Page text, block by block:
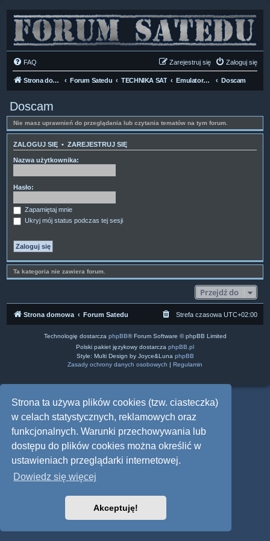
Strona ta używa plików cookies (tzw. ciasteczka)
w celach statystycznych, reklamowych oraz
funkcjonalnych. Warunki przechowywania lub
dostępu do plików cookies można określić w
ustawieniach przeglądarki internetowej.
Dowiedz się więcej
Akceptuję!
FAQ Zaloguj się
Zarejestruj się
Strona domowa Forum Satedu TECHNIKA SAT Emulators & Cardservers Doscam
Doscam
Nie masz uprawnień do przeglądania lub czytania tematów na tym forum.
ZALOGUJ SIĘ • ZAREJESTRUJ SIĘ
Nazwa użytkownika:
Hasło:
Zapamiętaj mnie
Ukryj mój status podczas tej sesji
Ta kategoria nie zawiera forum.
Przejdź do
Strona domowa Forum Satedu Strefa czasowa UTC+02:00
Technologię dostarcza phpBB® Forum Software © phpBB Limited
Polski pakiet językowy dostarcza phpBB.pl
Style: Multi Design by Joyce&Luna phpBB
Zasady ochrony danych osobowych | Regulamin